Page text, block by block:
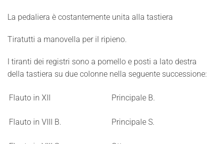
La pedaliera è costantemente unita alla tastiera
Tiratutti a manovella per il ripieno.
I tiranti dei registri sono a pomello e posti a lato destra
della tastiera su due colonne nella seguente successione:
Flauto in XII Principale B.
Flauto in VIII B. Principale S.